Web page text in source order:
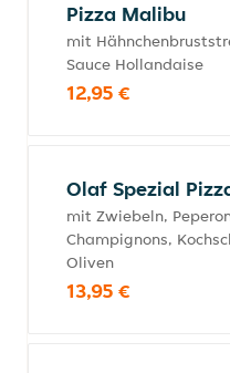
Pizza Malibu
mit
Sauce Hollandaise
12,95 €
Olaf Spezial
mit Zwiebeln,
Champignons,
Oliven
13,95 €